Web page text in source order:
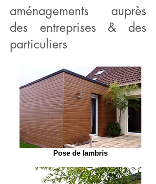
aménagements auprès
des entreprises & des
particuliers
Pose de lambris